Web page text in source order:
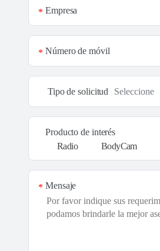
Empresa
*
Número de móvil
*
Tipo de solicitud
Producto de interés
Radio
BodyCam
Mensaje
*